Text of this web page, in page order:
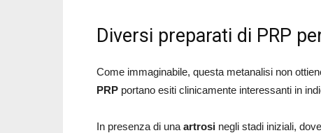
Diversi preparati di PRP
Come immaginabile, questa metanalisi non
PRP portano esiti clinicamente interessanti in
In presenza di una artrosi negli stadi iniziali,